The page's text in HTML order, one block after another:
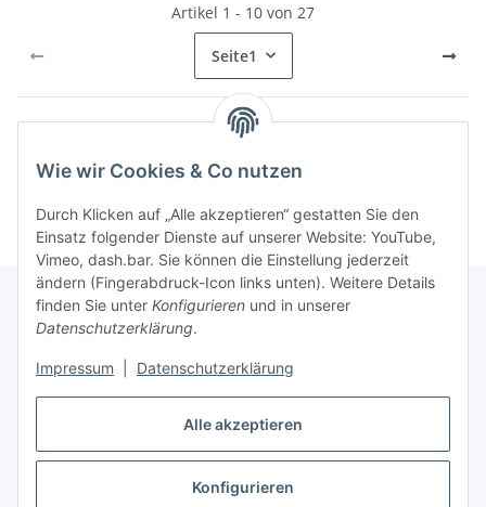
Alle akzeptieren
Konfigurieren
Wie wir Cookies & Co nutzen
Durch Klicken auf „Alle akzeptieren“ gestatten Sie den
Einsatz folgender Dienste auf unserer Website: YouTube,
Vimeo, dash.bar. Sie können die Einstellung jederzeit
ändern (Fingerabdruck-Icon links unten). Weitere Details
finden Sie unter Konfigurieren und in unserer
Datenschutzerklärung.
Impressum Datenschutzerklärung
Artikel 1 - 10 von 27
Seite1
Kategorien
Gesetzliche Informationen
Vertrag widerrufen